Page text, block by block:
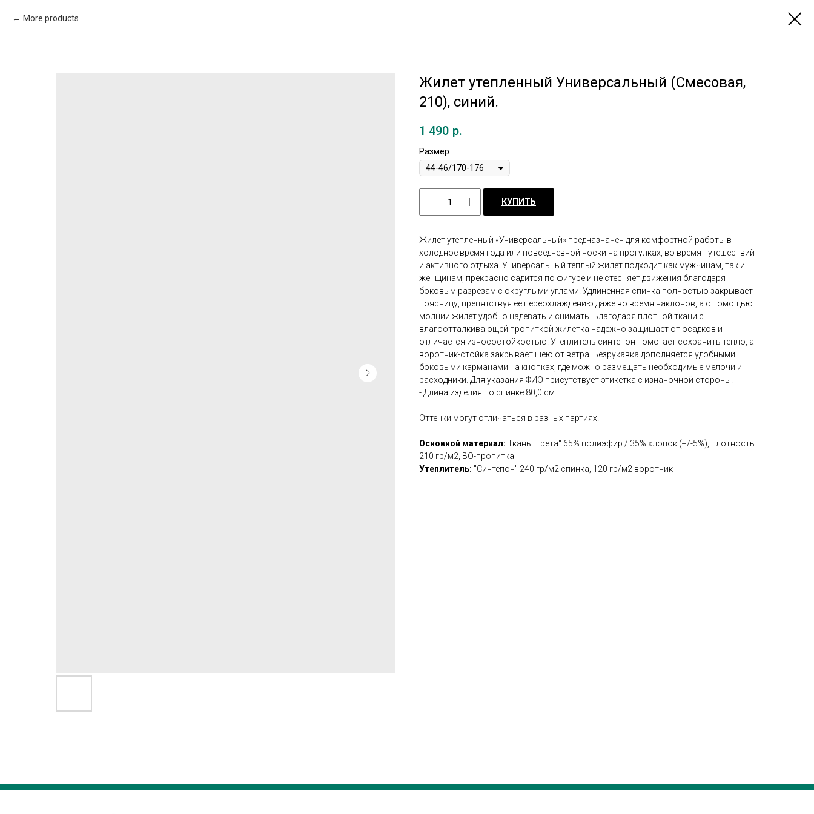
More products
Жилет утепленный Универсальный (Смесовая,
210), синий.
1 490 р.
Размер
КУПИТЬ
Жилет утепленный «Универсальный» предназначен для комфортной работы в
холодное время года или повседневной носки на прогулках, во время путешествий
и активного отдыха. Универсальный теплый жилет подходит как мужчинам, так и
женщинам, прекрасно садится по фигуре и не стесняет движения благодаря
боковым разрезам с округлыми углами. Удлиненная спинка полностью закрывает
поясницу, препятствуя ее переохлаждению даже во время наклонов, а с помощью
молнии жилет удобно надевать и снимать. Благодаря плотной ткани с
влагоотталкивающей пропиткой жилетка надежно защищает от осадков и
отличается износостойкостью. Утеплитель синтепон помогает сохранить тепло, а
воротник-стойка закрывает шею от ветра. Безрукавка дополняется удобными
боковыми карманами на кнопках, где можно размещать необходимые мелочи и
расходники. Для указания ФИО присутствует этикетка с изнаночной стороны.
- Длина изделия по спинке 80,0 см
Оттенки могут отличаться в разных партиях!
Основной материал: Ткань "Грета" 65% полиэфир / 35% хлопок (+/-5%), плотность
210 гр/м2, ВО-пропитка
Утеплитель: "Синтепон" 240 гр/м2 спинка, 120 гр/м2 воротник